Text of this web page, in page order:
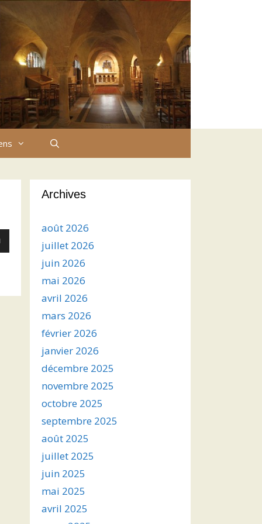
Archives
août 2026
juillet 2026
juin 2026
mai 2026
avril 2026
mars 2026
février 2026
janvier 2026
décembre 2025
novembre 2025
octobre 2025
septembre 2025
août 2025
juillet 2025
juin 2025
mai 2025
avril 2025